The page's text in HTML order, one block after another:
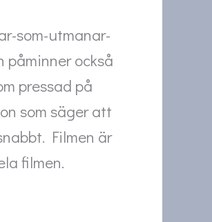
som-utmanar-
påminner också
pressad på
som säger att
Filmen är
filmen.